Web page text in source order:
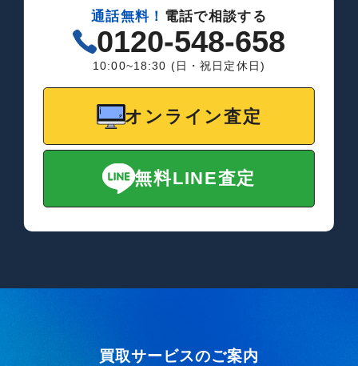
通話無料！ 電話で相談する
0120-548-658
10:00~18:30 (日・祝日定休日)
オンライン査定
無料LINE査定
買取サービスのご案内